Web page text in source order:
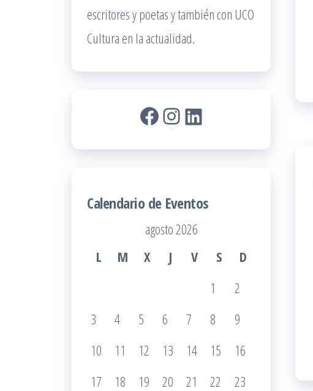
escritores y poetas y también con UCO
Cultura en la actualidad.
Facebook
Instagram
LinkedIn
Calendario de Eventos
agosto 2026
L
M X J V S
D
1
2
3
4 5 6 7 8
9
10
11 12 13 14 15
16
17
18 19 20 21 22
23